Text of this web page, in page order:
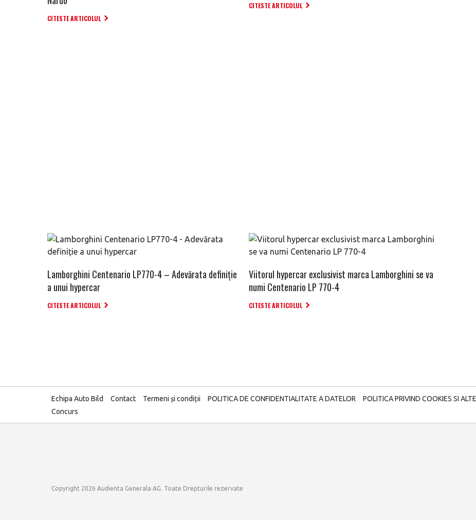
CITESTE ARTICOLUL
CITESTE ARTICOLUL
Lamborghini Centenario LP770-4 – Adevărata definiție
a unui hypercar
CITESTE ARTICOLUL
Viitorul hypercar exclusivist marca Lamborghini se va
numi Centenario LP 770-4
CITESTE ARTICOLUL
Echipa Auto Bild Contact Termeni și condiții POLITICA DE CONFIDENTIALITATE A DATELOR POLITICA PRIVIND COOKIES SI
Concurs
Copyright 2026 Audienta Generala AG. Toate Drepturile rezervate